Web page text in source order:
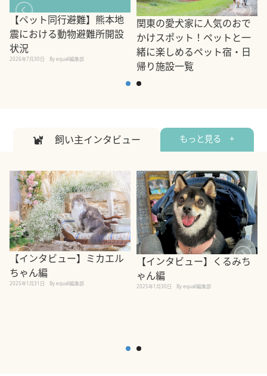
【ペット同行避難】熊本地
震における動物避難所開設
状況
2026年7月30日 By equall編集部
関東の愛犬家に人気のおで
かけスポット！ペットと一
緒に楽しめるペット宿・日
帰り施設一覧
飼い主インタビュー もっと見る +
【インタビュー】ミカエル
ちゃん編
2025年1月31日 By equall編集部
【インタビュー】くるみち
ゃん編
2025年1月30日 By equall編集部